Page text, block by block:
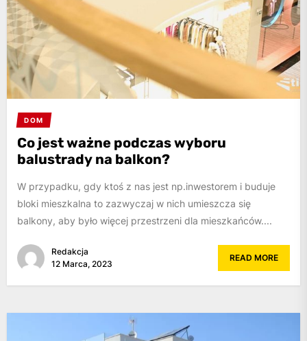
DOM
Co jest ważne podczas wyboru
balustrady na balkon?
W przypadku, gdy ktoś z nas jest np.inwestorem i buduje
bloki mieszkalna to zazwyczaj w nich umieszcza się
balkony, aby było więcej przestrzeni dla mieszkańców....
Redakcja
12 Marca, 2023
READ MORE